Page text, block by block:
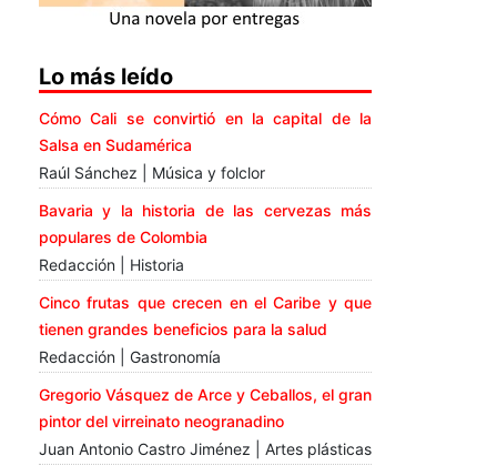
Lo más leído
Cómo Cali se convirtió en la capital de la
Salsa en Sudamérica
Raúl Sánchez | Música y folclor
Bavaria y la historia de las cervezas más
populares de Colombia
Redacción | Historia
Cinco frutas que crecen en el Caribe y que
tienen grandes beneficios para la salud
Redacción | Gastronomía
Gregorio Vásquez de Arce y Ceballos, el gran
pintor del virreinato neogranadino
Juan Antonio Castro Jiménez | Artes plásticas